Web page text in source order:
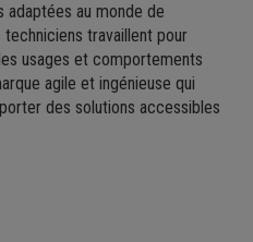
adaptées au monde de
travaillent pour
usages et comportements
agile et ingénieuse qui
des solutions accessibles